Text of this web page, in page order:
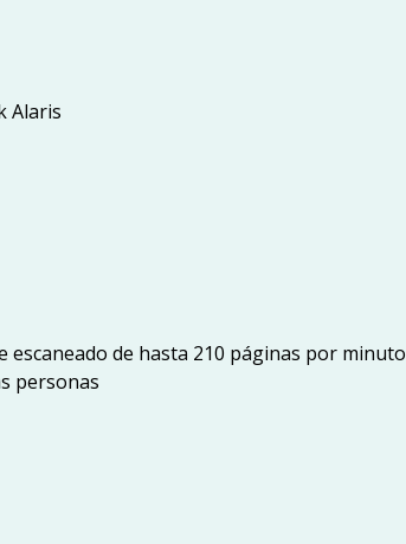
Alaris
escaneado de hasta 210 páginas por minuto
personas